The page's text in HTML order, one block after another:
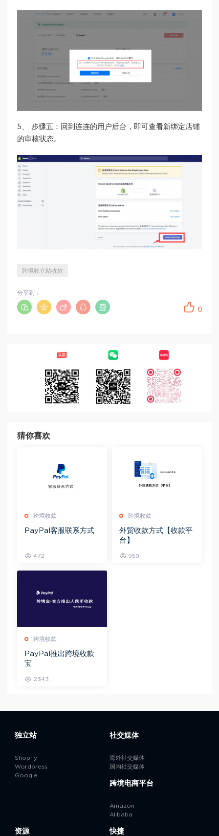
5、 步骤五：回到连连的用户后台，即可查看新绑定店铺
的审核状态。
跨境独立站收款
0
分享到：
猜你喜欢
跨境收款
PayPal客服联系方式
472
跨境收款
外贸收款方式【收款平
台】
959
跨境收款
PayPal推出跨境收款
宝
2343
独立站
Shopfiy
Wordpress
Google
社交媒体
海外社交媒体
国内社交媒体
跨境电商平台
Amazon
Alibaba
资源 快捷